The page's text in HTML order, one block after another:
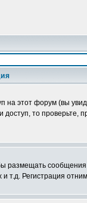
этот форум (вы
то
размещать
Регистрация